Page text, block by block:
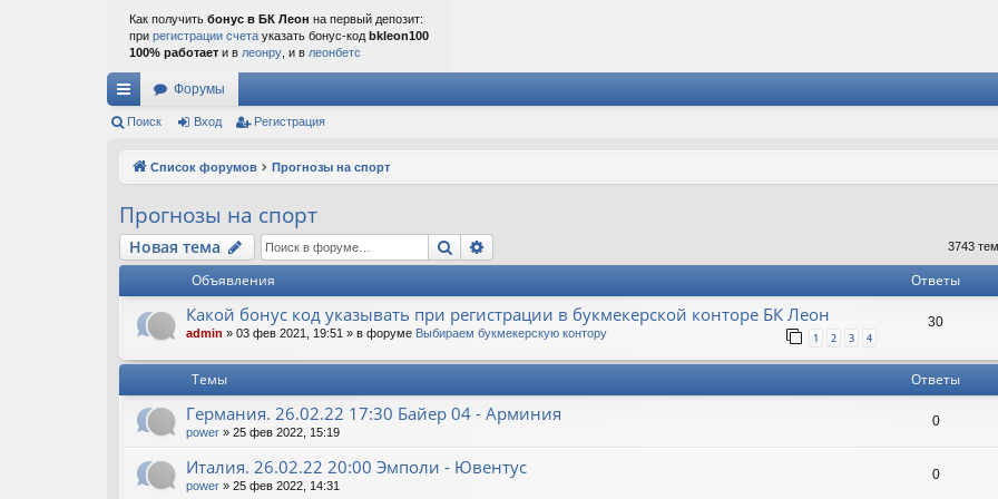
Как получить бонус в БК Леон на первый депозит:
при регистрации счета указать бонус-код bkleon100
100% работает и в леонру , и в леонбетс
с
и
Форумы
Поиск Вход Регистрация
Список форумов Прогнозы на спорт
Прогнозы на спорт
Новая тема Поиск 3743
Объявления Ответы
Какой бонус код указывать при регистрации в букмекерской конторе БК Леон
admin » 03 фев 2021, 19:51 » в форуме Выбираем букмекерскую контору 1 2 3 4
30
Темы Ответы
Германия. 26.02.22 17:30 Байер 04 - Арминия
power » 25 фев 2022, 15:19
0
Италия. 26.02.22 20:00 Эмполи - Ювентус
power » 25 фев 2022, 14:31
0